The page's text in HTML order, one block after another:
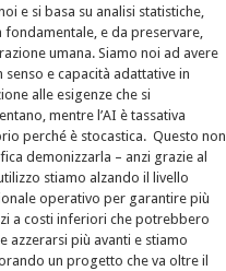
e si basa su analisi statistiche,
fondamentale, e da preservare,
umana. Siamo noi ad avere
senso e capacità adattative in
alle esigenze che si
mentre l’AI è tassativa
perché è stocastica. Questo non
demonizzarla – anzi grazie al
stiamo alzando il livello
operativo per garantire più
a costi inferiori che potrebbero
azzerarsi più avanti e stiamo
un progetto che va oltre il